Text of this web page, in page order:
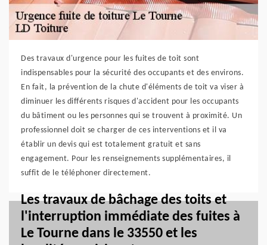
Des travaux d'urgence pour les fuites de toit sont
indispensables pour la sécurité des occupants et des environs.
En fait, la prévention de la chute d'éléments de toit va viser à
diminuer les différents risques d'accident pour les occupants
du bâtiment ou les personnes qui se trouvent à proximité. Un
professionnel doit se charger de ces interventions et il va
établir un devis qui est totalement gratuit et sans
engagement. Pour les renseignements supplémentaires, il
suffit de le téléphoner directement.
Les travaux de bâchage des toits et
l'interruption immédiate des fuites à
Le Tourne dans le 33550 et les